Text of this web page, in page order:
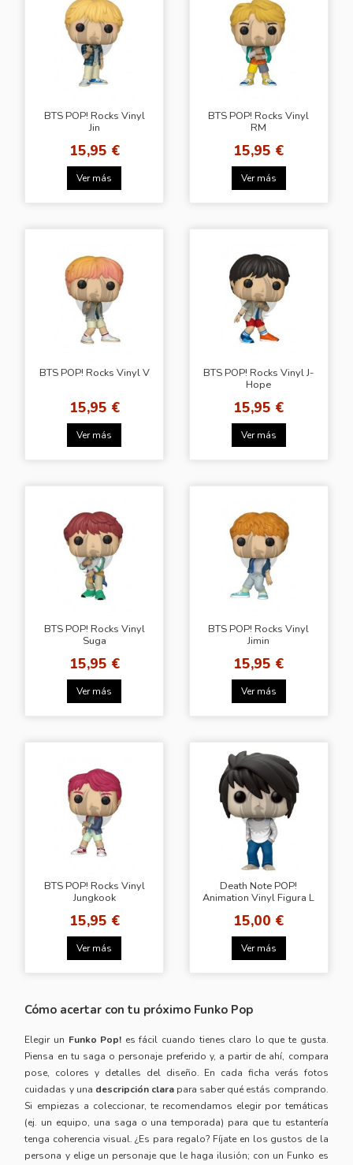
BTS POP! Rocks Vinyl
Jin
15,95 €
Ver más
BTS POP! Rocks Vinyl
RM
15,95 €
Ver más
BTS POP! Rocks Vinyl V
15,95 €
Ver más
BTS POP! Rocks Vinyl J-
Hope
15,95 €
Ver más
BTS POP! Rocks Vinyl
Suga
15,95 €
Ver más
BTS POP! Rocks Vinyl
Jimin
15,95 €
Ver más
BTS POP! Rocks Vinyl
Jungkook
15,95 €
Ver más
Death Note POP!
Animation Vinyl Figura L
15,00 €
Ver más
Cómo acertar con tu próximo Funko Pop
Elegir un Funko Pop! es fácil cuando tienes claro lo que te gusta.
Piensa en tu saga o personaje preferido y, a partir de ahí, compara
pose, colores y detalles del diseño. En cada ficha verás fotos
cuidadas y una descripción clarapara saber qué estás comprando.
Si empiezas a coleccionar, te recomendamos elegir por temáticas
(ej. un equipo, una saga o una temporada) para que tu estantería
tenga coherencia visual. ¿Es para regalo? Fíjate en los gustos de la
persona y elige un personaje que le haga ilusión; con un Funko es